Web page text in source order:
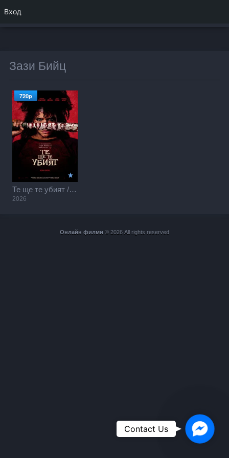
Зази Бийц
Те ще те убият / They Will Kill You (2026)
2026
720p
Онлайн филми © 2026 All rights reserved
Вход
Contact Us